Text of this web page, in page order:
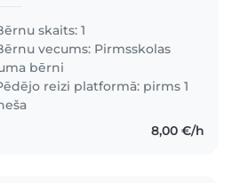
Ļoti būtu
ja pretendenšu varētu
par mājdzīvniekiem,..
skaits: 1
vecums: Pirmsskolas
bērni
reizi platformā: pirms 1
8,00 €/h